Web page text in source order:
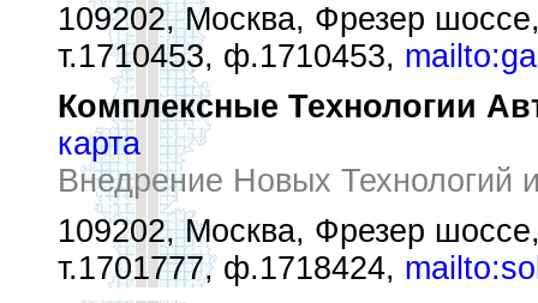
109202, Москва, Фрезер
т.1710453, ф.1710453,
Комплексные Технологии
карта
Внедрение Новых Технологий
109202, Москва, Фрезер
т.1701777, ф.1718424,